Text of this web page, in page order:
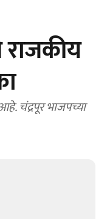
चंद्रपूर भाजपच्या